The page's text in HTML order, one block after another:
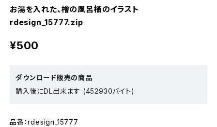
お湯を入れた、檜の風呂桶のイラスト
rdesign_15777.zip
¥500
ダウンロード販売の商品
購入後にDL出来ます (452930バイト)
品番：rdesign_15777